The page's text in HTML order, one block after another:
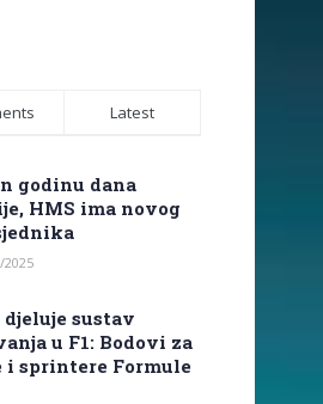
Latest
godinu dana
HMS ima novog
2025
djeluje sustav
u F1: Bodovi za
i sprintere Formule